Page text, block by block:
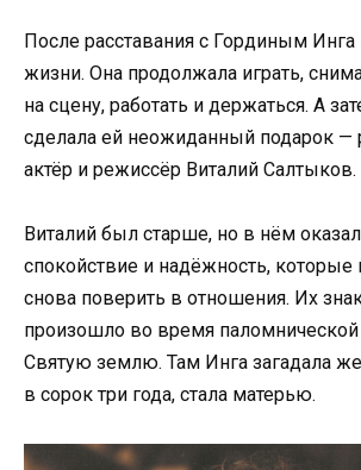
После расставания с Гординым Инга
жизни. Она продолжала играть,
на сцену, работать и держаться. А
сделала ей неожиданный подарок —
актёр и режиссёр Виталий Салтыков.
Виталий был старше, но в нём
спокойствие и надёжность,
снова поверить в отношения. Их
произошло во время
Святую землю. Там Инга загадала
в сорок три года, стала матерью.